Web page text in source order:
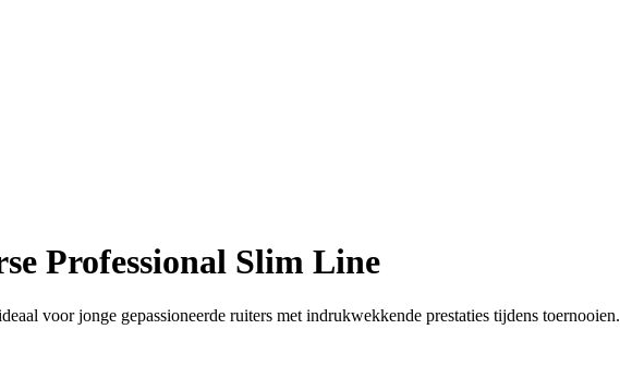
Professional Slim Line
voor jonge gepassioneerde ruiters met indrukwekkende prestaties tijdens toernooien.